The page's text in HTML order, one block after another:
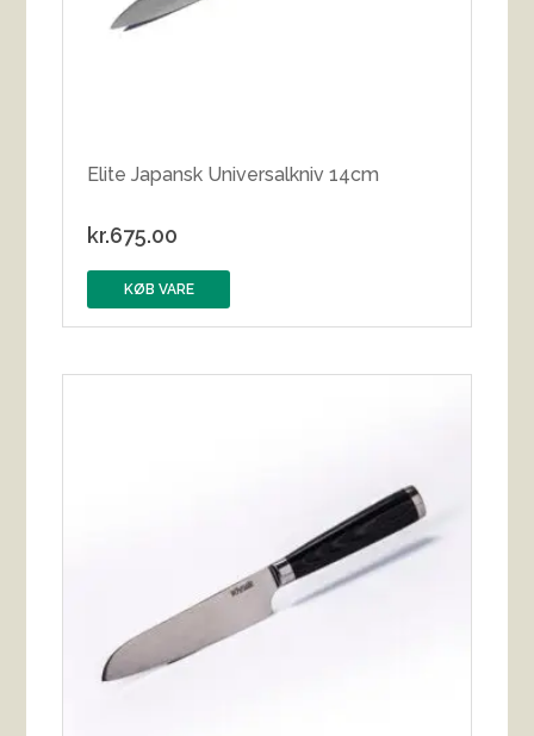
Elite Japansk Universalkniv 14cm
kr.675.00
KØB VARE